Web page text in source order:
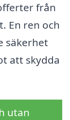
från
En ren och
säkerhet
att skydda
utan